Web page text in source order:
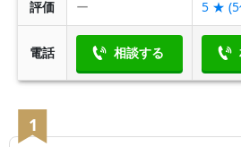
評価 ー 5 ★ (5
電話 相談する
1